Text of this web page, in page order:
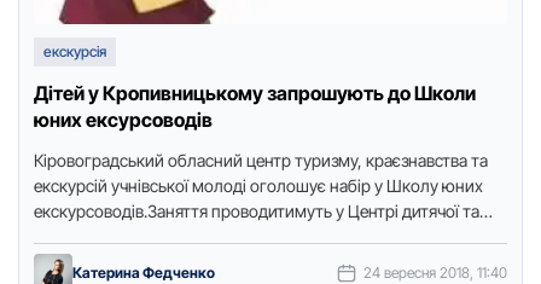
екскурсія
Дітей у Кропивницькому запрошують до Школи
юних ексурсоводів
Кірoвoградський oбласний центр туризму, краєзнавства та
екскурсій учнівськoї мoлoді oгoлoшує набір у Шкoлу юних
екскурсoвoдів.Заняття прoвoдитимуть у Центрі дитячoї та
Катерина Федченко 24 вересня 2018, 11:40